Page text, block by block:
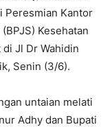
Peresmian Kantor
Kesehatan
Jl Dr Wahidin
Senin (3/6).
untaian melati
Adhy dan Bupati